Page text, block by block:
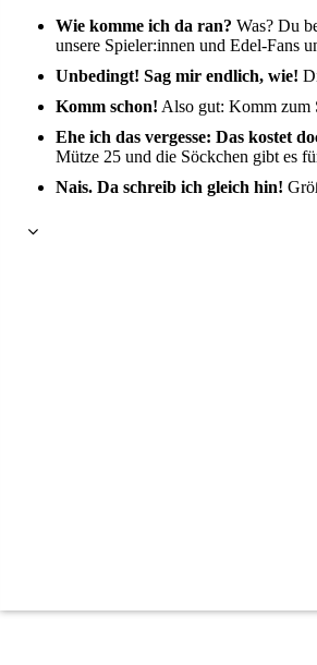
Wie komme ich da ran? Was? Du
unsere Spieler:innen und Edel-Fans
Unbedingt! Sag mir endlich, wie!
Komm schon! Also gut: Komm zum
Ehe ich das vergesse: Das kostet
Mütze 25 und die Söckchen gibt es
Nais. Da schreib ich gleich hin!